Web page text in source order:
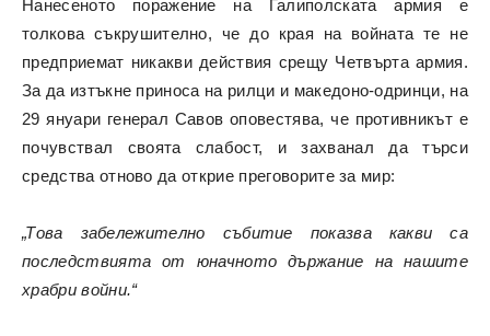
Нанесеното поражение на Галиполската армия е
толкова съкрушително, че до края на войната те не
предприемат никакви действия срещу Четвърта армия.
За да изтъкне приноса на рилци и македоно-одринци, на
29 януари генерал Савов оповестява, че противникът е
почувствал своята слабост, и захванал да търси
средства отново да открие преговорите за мир:
„Това забележително събитие показва какви са
последствията от юначното държание на нашите
храбри войни.“